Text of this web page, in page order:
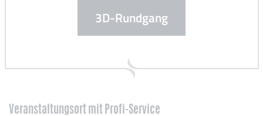
3D-Rundgang
Veranstaltungsort mit Profi-Service